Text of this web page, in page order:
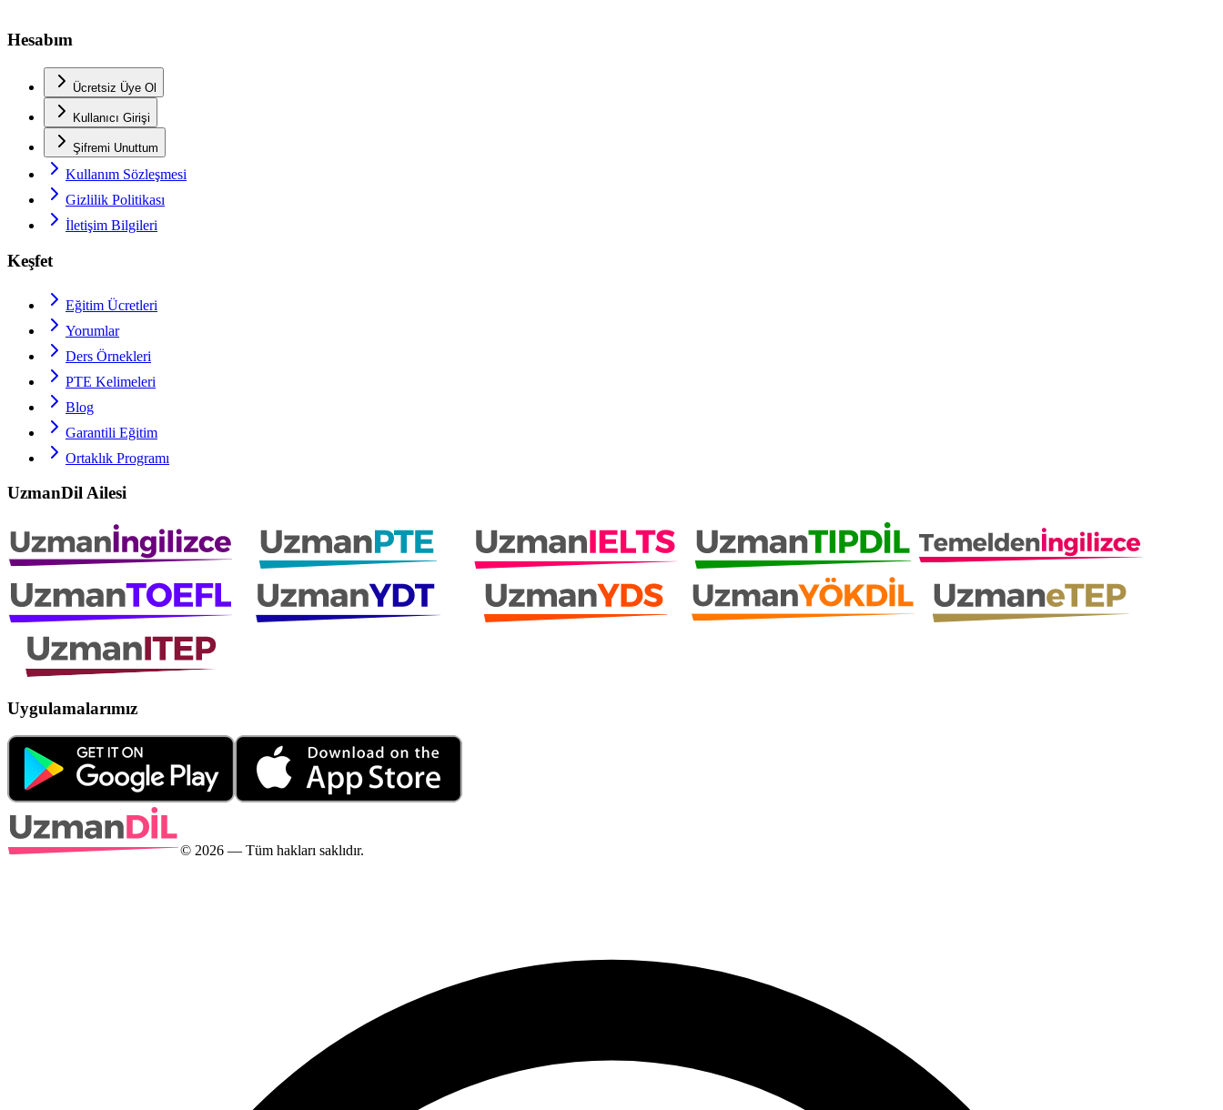
Hesabım
Ücretsiz Üye Ol
Kullanıcı Girişi
Şifremi Unuttum
Kullanım Sözleşmesi
Gizlilik Politikası
İletişim Bilgileri
Keşfet
Eğitim Ücretleri
Yorumlar
Ders Örnekleri
PTE Kelimeleri
Blog
Garantili Eğitim
Ortaklık Programı
UzmanDil Ailesi
Uygulamalarımız
© 2026 — Tüm hakları saklıdır.